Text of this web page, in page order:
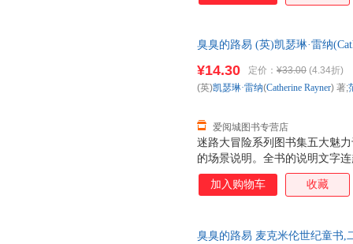
臭臭的路易 (英)凯瑟琳·雷纳
客服！
迷路大冒险系列图书集五大魅
的场景说明。全书的说明文字
跟着迷宫一起捉迷藏。 2. 每个
据箭头的指示和迷宫规则，找
很多知识谜题，由浅入深，目
¥14.30 定价： ¥33.00 (4.34折)
爱阅城图书专营店
(英)凯瑟琳·雷纳(Catherine Rayner) 著;
加入购物车 收藏
臭臭的路易 麦克米伦世纪童书,